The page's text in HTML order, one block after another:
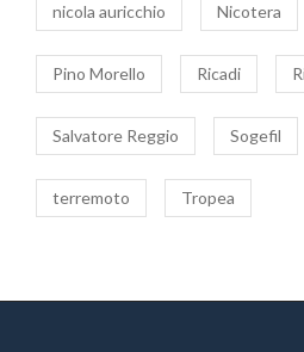
nicola auricchio Nicotera
Pino Morello Ricadi
Salvatore Reggio Sogefil
terremoto Tropea